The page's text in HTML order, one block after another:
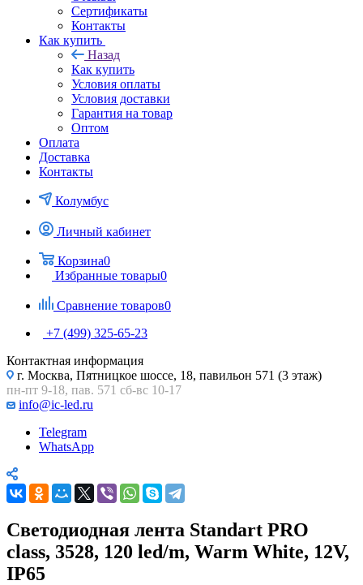
Сертификаты
Контакты
Как купить
Назад
Как купить
Условия оплаты
Условия доставки
Гарантия на товар
Оптом
Оплата
Доставка
Контакты
Колумбус
Личный кабинет
Корзина0
Избранные товары0
Сравнение товаров0
+7 (499) 325-65-23
Контактная информация
г. Москва, Пятницкое шоссе, 18, павильон 571 (3 этаж)
пн-пт 9-18, пав. 571 сб-вс 10-17
info@ic-led.ru
Telegram
WhatsApp
Светодиодная лента Standart PRO
class, 3528, 120 led/m, Warm White, 12V,
IP65